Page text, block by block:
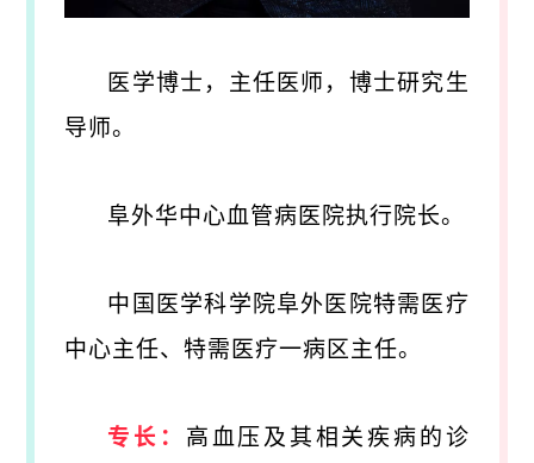
医学博士，主任医师，博士研究生
导师。
阜外华中心血管病医院执行院长。
中国医学科学院阜外医院特需医疗
中心主任、特需医疗一病区主任。
专长： 高血压及其相关疾病的诊